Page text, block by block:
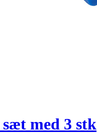
med 3 stk